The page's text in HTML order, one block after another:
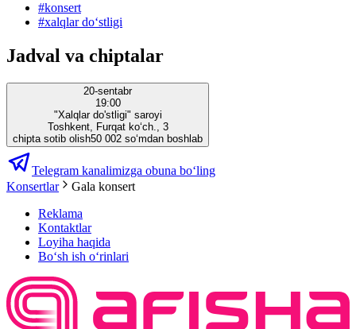
#konsert
#xalqlar doʻstligi
Jadval va chiptalar
20-sentabr
19:00
"Xalqlar do'stligi" saroyi
Toshkent, Furqat ko‘ch., 3
chipta sotib olish50 002 so‘mdan boshlab
Telegram kanalimizga obuna bo‘ling
Konsertlar
Gala konsert
Reklama
Kontaktlar
Loyiha haqida
Bo‘sh ish o‘rinlari